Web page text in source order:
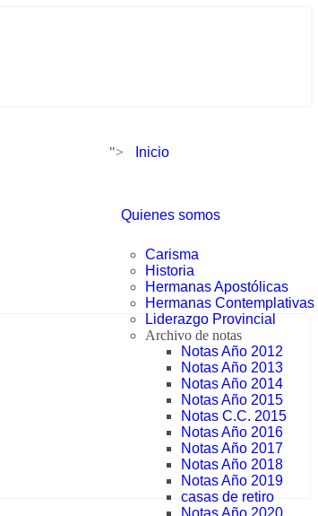
"> Inicio
Quienes somos
Carisma
Historia
Hermanas Apostólicas
Hermanas Contemplativas
Liderazgo Provincial
Archivo de notas
Notas Año 2012
Notas Año 2013
Notas Año 2014
Notas Año 2015
Notas C.C. 2015
Notas Año 2016
Notas Año 2017
Notas Año 2018
Notas Año 2019
casas de retiro
Notas Año 2020